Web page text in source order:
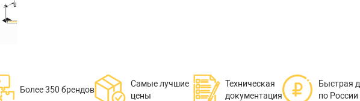
Более 350 брендов
Самые лучшие
цены
Техническая
документация
Быстрая
по России